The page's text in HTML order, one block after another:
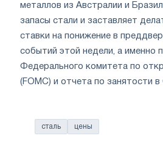
металлов из Австралии и
запасы стали и заставляет
ставки на понижение в
событий этой недели, а именно
Федерального комитета по
(FOMC) и отчета по занятости
сталь цены